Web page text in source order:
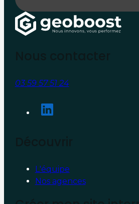
03 59 57 51 24
L'équipe
Nos agences